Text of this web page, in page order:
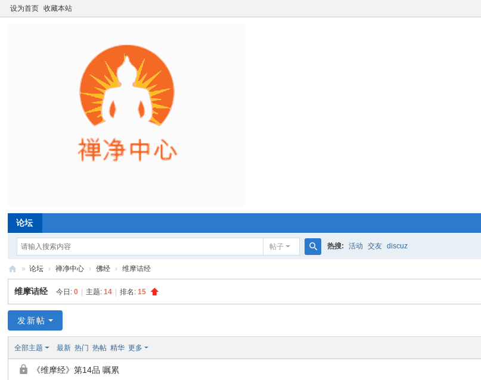
设为首页 收藏本站
论坛
帖子
索
热搜: 活动 交友 discuz
禅
净
中
心
» 论坛 › 禅净中心 › 佛经 › 维摩诘经
维摩诘经 今日:0 主题:14 排名:15
发新帖
全部主题 最新 热门 热帖 精华 更多
《维摩经》第14品 嘱累